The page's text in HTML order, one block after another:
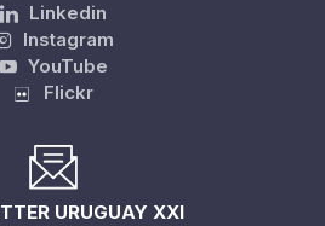
Linkedin
Instagram
YouTube
Flickr
URUGUAY XXI